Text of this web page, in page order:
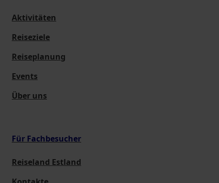
Aktivitäten
Reiseziele
Reiseplanung
Events
Über uns
Für Fachbesucher
Reiseland Estland